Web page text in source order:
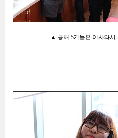
▲ 공채 5기들은 이사와서